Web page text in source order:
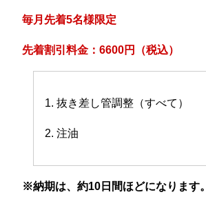
毎月先着5名様限定
先着割引料金：6600円（税込）
1. 抜き差し管調整（すべて）
2. 注油
※納期は、約10日間ほどになります。